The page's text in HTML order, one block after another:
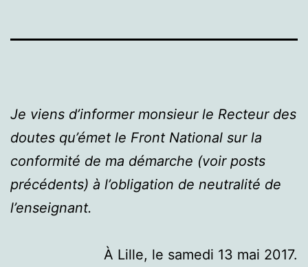
Je viens d’informer monsieur le Recteur des
doutes qu’émet le Front National sur la
conformité de ma démarche (voir posts
précédents) à l’obligation de neutralité de
l’enseignant.
À Lille, le samedi 13 mai 2017.